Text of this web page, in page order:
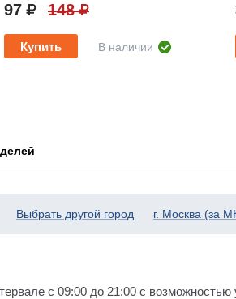
97 148
Купить В наличии
Выбрать другой город г. Москва (за
с 09:00 до 21:00 с